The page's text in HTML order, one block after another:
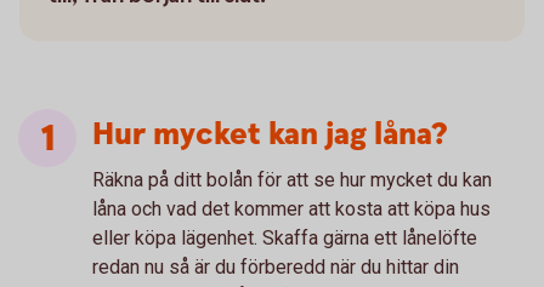
Hur mycket kan jag låna?
Räkna på ditt bolån för att se hur mycket du kan
låna och vad det kommer att kosta att köpa hus
eller köpa lägenhet. Skaffa gärna ett lånelöfte
redan nu så är du förberedd när du hittar din